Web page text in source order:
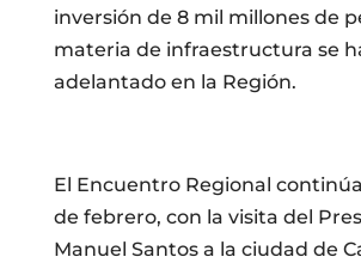
inversión de 8 mil millones de
materia de infraestructura se
adelantado en la Región.
El Encuentro Regional
de febrero, con la visita del
Manuel Santos a la ciudad de